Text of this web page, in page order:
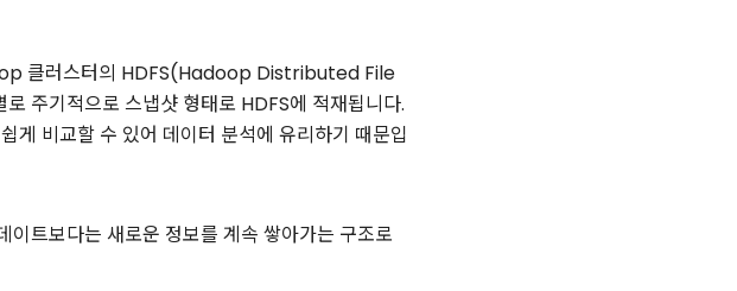
클러스터의 HDFS(Hadoop Distributed File
주기적으로 스냅샷 형태로 HDFS에 적재됩니다.
게 비교할 수 있어 데이터 분석에 유리하기 때문입
트보다는 새로운 정보를 계속 쌓아가는 구조로